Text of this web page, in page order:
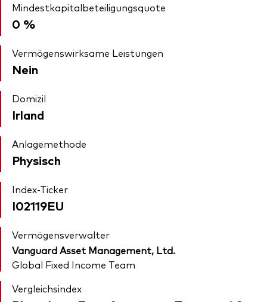
Mindestkapitalbeteiligungsquote
0 %
Vermögenswirksame Leistungen
Nein
Domizil
Irland
Anlagemethode
Physisch
Index-Ticker
I02119EU
Vermögensverwalter
Vanguard Asset Management, Ltd.
Global Fixed Income Team
Vergleichsindex